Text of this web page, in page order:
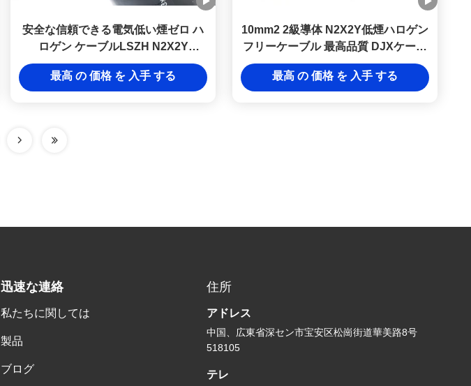
安全な信頼できる電気低い煙ゼロ ハ
ロゲン ケーブルLSZH N2X2Y
10mm2のクラス2
最高 の 価格 を 入手 する
10mm2 2級導体 N2X2Y低煙ハロゲン
フリーケーブル 最高品質 DJXケーブ
ル
最高 の 価格 を 入手 する
迅速な連絡
私たちに関しては
製品
ブログ
住所
アドレス
中国、広東省深セン市宝安区松崗街道華美路8号
518105
テレ